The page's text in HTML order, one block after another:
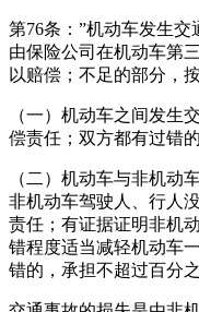
第76条： ”机动车发生交
由保险公司在机动车第
以赔偿；不足的部分，
（一）机动车之间发生
偿责任；双方都有过错
（二）机动车与非机动
非机动车驾驶人、行人
责任；有证据证明非机
错程度适当减轻机动车
错的，承担不超过百分